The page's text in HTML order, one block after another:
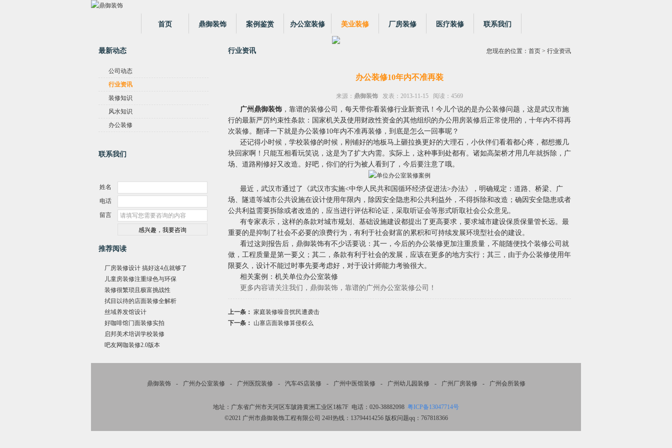
首页 鼎御装饰 案例鉴赏 办公室装修 美业装修 厂房装修 医疗装修 联系我们
最新动态
公司动态
行业资讯
装修知识
风水知识
办公装修
联系我们
姓名
电话
留言
推荐阅读
厂房装修设计 搞好这4点就够了
儿童房装修注重绿色与环保
装修很繁琐且极富挑战性
拭目以待的店面装修全解析
丝域养发馆设计
好咖啡馆门面装修实拍
启邦美术培训学校装修
吧友网咖装修2.0版本
行业资讯 您现在的位置： 首页 > 行业资讯
办公装修10年内不准再装
来源： 鼎御装饰 发表：2013-11-15 阅读：4569
广州鼎御装饰 ，靠谱的装修公司，每天带你看装修行业新资讯！今儿个说的是办公装修问题，这是武汉市施
行的最新严厉约束性条款：国家机关及使用财政性资金的其他组织的办公用房装修后正常使用的，十年内不得再
次装修。翻译一下就是办公装修10年内不准再装修，到底是怎么一回事呢？
还记得小时候，学校装修的时候，刚铺好的地板马上砸拉换更好的大理石，小伙伴们看着都心疼，都想搬几
块回家啊！只能互相看玩笑说，这是为了扩大内需。实际上，这种事到处都有。诸如高架桥才用几年就拆除，广
场、道路刚修好又改造。好吧，你们的行为被人看到了，今后要注意了哦。
最近，武汉市通过了《武汉市实施<中华人民共和国循环经济促进法>办法》，明确规定：道路、桥梁、广
场、隧道等城市公共设施在设计使用年限内，除因安全隐患和公共利益外，不得拆除和改造；确因安全隐患或者
公共利益需要拆除或者改造的，应当进行评估和论证，采取听证会等形式听取社会公众意见。
有专家表示，这样的条款对城市规划、基础设施建设都提出了更高要求，要求城市建设保质保量管长远。最
重要的是抑制了社会不必要的浪费行为，有利于社会财富的累积和可持续发展环境型社会的建设。
看过这则报告后，鼎御装饰有不少话要说：其一，今后的办公装修更加注重质量，不能随便找个装修公司就
做，工程质量是第一要义；其二，条款有利于社会的发展，应该在更多的地方实行；其三，由于办公装修使用年
限要久，设计不能过时事先要考虑好，对于设计师能力考验很大。
相关案例： 机关单位办公室装修
更多内容请关注我们，鼎御装饰，靠谱的广州办公室装修公司！
上一条： 家庭装修噪音扰民遭袭击
下一条： 山寨店面装修算侵权么
鼎御装饰 - 广州办公室装修 - 广州医院装修 - 汽车4S店装修 - 广州中医馆装修 - 广州幼儿园装修 - 广州厂房装修 - 广州会所装修
地址：广东省广州市天河区车陂路黄洲工业区1栋7F 电话：020-38882098 粤ICP备13047714号
©2021 广州市鼎御装饰工程有限公司 24H热线：13794414256 版权问题qq：767818366